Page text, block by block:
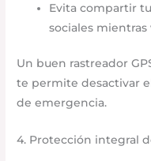
Evita compartir
sociales mientras
Un buen rastreador
te permite desactivar
de emergencia.
4. Protección integral